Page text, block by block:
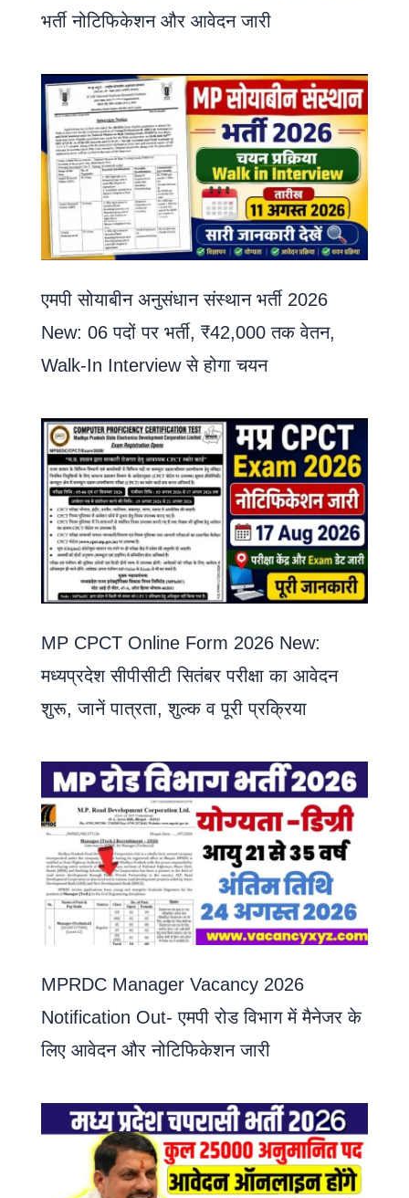
भर्ती नोटिफिकेशन और आवेदन जारी
एमपी सोयाबीन अनुसंधान संस्थान भर्ती 2026
New: 06 पदों पर भर्ती, ₹42,000 तक वेतन,
Walk-In Interview से होगा चयन
MP CPCT Online Form 2026 New:
मध्यप्रदेश सीपीसीटी सितंबर परीक्षा का आवेदन
शुरू, जानें पात्रता, शुल्क व पूरी प्रक्रिया
MPRDC Manager Vacancy 2026
Notification Out- एमपी रोड विभाग में मैनेजर के
लिए आवेदन और नोटिफिकेशन जारी